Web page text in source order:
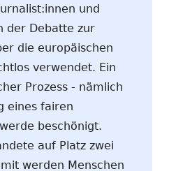
und
der Debatte zur
die europäischen
verwendet. Ein
Prozess - nämlich
eines fairen
beschönigt.
auf Platz zwei
werden Menschen